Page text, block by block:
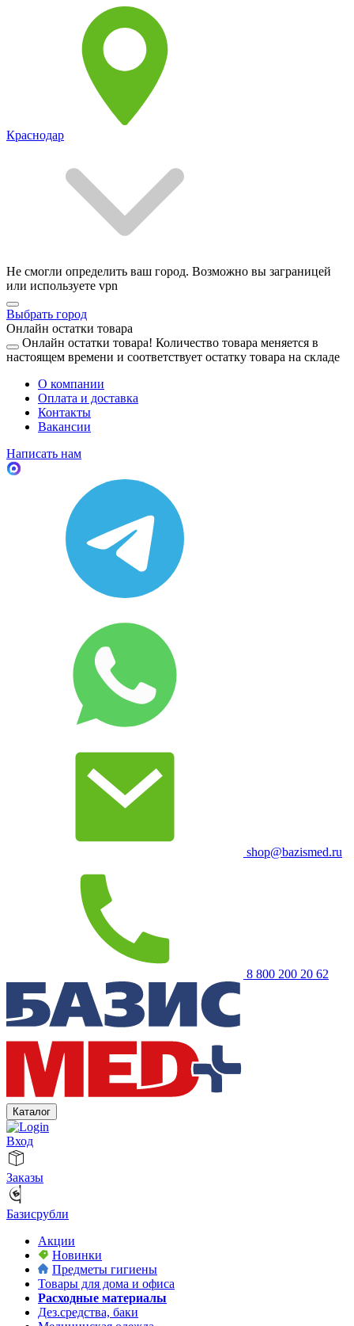
Краснодар
Не смогли определить ваш город. Возможно вы заграницей
или используете vpn
Выбрать город
Онлайн остатки товара
Онлайн остатки товара! Количество товара меняется в
настоящем времени и соответствует остатку товара на складе
О компании
Оплата и доставка
Контакты
Вакансии
Написать нам
shop@bazismed.ru
8 800 200 20 62
Каталог
Вход
Заказы
Базисрубли
Акции
Новинки
Предметы гигиены
Товары для дома и офиса
Расходные материалы
Дез.средства, баки